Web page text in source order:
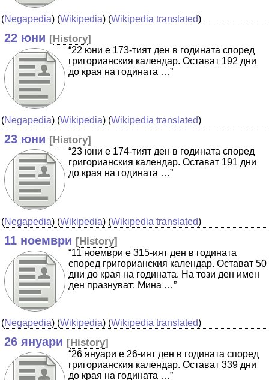
(Negapedia) (Wikipedia) (Wikipedia translated)
22 юни [History]
“22 юни е 173-тият ден в годината според
григорианския календар. Остават 192 дни
до края на годината …”
(Negapedia) (Wikipedia) (Wikipedia translated)
23 юни [History]
“23 юни е 174-тият ден в годината според
григорианския календар. Остават 191 дни
до края на годината …”
(Negapedia) (Wikipedia) (Wikipedia translated)
11 ноември [History]
“11 ноември е 315-ият ден в годината
според григорианския календар. Остават 50
дни до края на годината. На този ден имен
ден празнуват: Мина …”
(Negapedia) (Wikipedia) (Wikipedia translated)
26 януари [History]
“26 януари е 26-ият ден в годината според
григорианския календар. Остават 339 дни
до края на годината …”